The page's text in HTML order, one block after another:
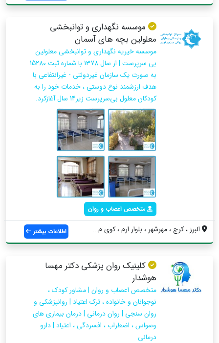
موسسه نگهداری و توانبخشی
معلولین بچه های آسمان
موسسه خیریه نگهداری و توانبخشی معلولین
بی‌ سرپرست | از سال 1378 با شماره ثبت 15280
به صورت یک سازمان غیردولتی - غیرانتفاعی با
هدف ارزشمند نوع‌ دوستی ، خدمات خود را به
کودکان معلول بی‌سرپرست زیر14 سال آغازکرد.
متخصص اعصاب و روان
البرز ، کرج ، مهرشهر ، بلوار ارم ، کوی م... اطلاعات بیشتر
کلینیک روان پزشکی دکتر مهسا
هوشدار
متخصص اعصاب و روان | مشاور کودک ،
نوجوانان و خانواده ، ترک اعتیاد | روانپزشکی و
روان سنجی | روان درمانی | درمان بیماری های
وسواس ، اضطراب ، افسردگی ، اعتیاد | دارو
درمانی